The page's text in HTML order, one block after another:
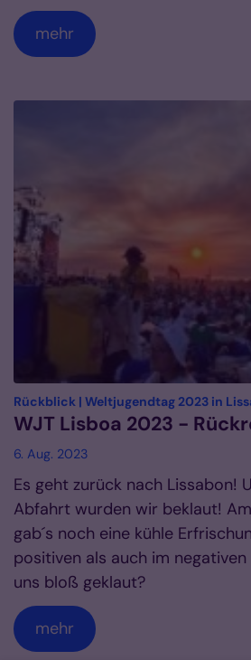
mehr
Rückblick | Weltjugendtag 2023 in
WJT Lisboa 2023 -
6. Aug. 2023
Es geht zurück nach Lissabon!
Abfahrt wurden wir beklaut!
gab´s noch eine kühle
positiven als auch im negativen
uns bloß geklaut?
mehr